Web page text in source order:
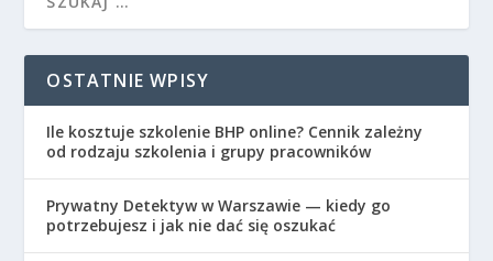
OSTATNIE WPISY
Ile kosztuje szkolenie BHP online? Cennik zależny
od rodzaju szkolenia i grupy pracowników
Prywatny Detektyw w Warszawie — kiedy go
potrzebujesz i jak nie dać się oszukać